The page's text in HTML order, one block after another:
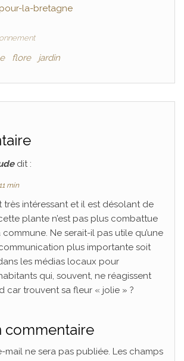
la-bretagne
flore jardin
dit :
min
très intéressant et il est désolant de
plante n’est pas plus combattue
Ne serait-il pas utile qu’une
plus importante soit
les médias locaux pour
qui, souvent, ne réagissent
car trouvent sa fleur « jolie » ?
commentaire
mail ne sera pas publiée. Les champs